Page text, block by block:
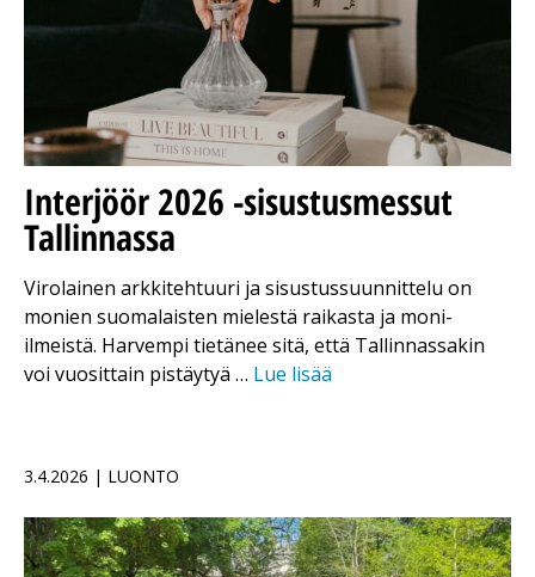
Interjöör 2026 -sisustusmessut
Tallinnassa
Virolainen arkkitehtuuri ja sisustussuunnittelu on
monien suomalaisten mielestä raikasta ja moni-
ilmeistä. Harvempi tietänee sitä, että Tallinnassakin
voi vuosittain pistäytyä … Lue lisää
3.4.2026 | LUONTO